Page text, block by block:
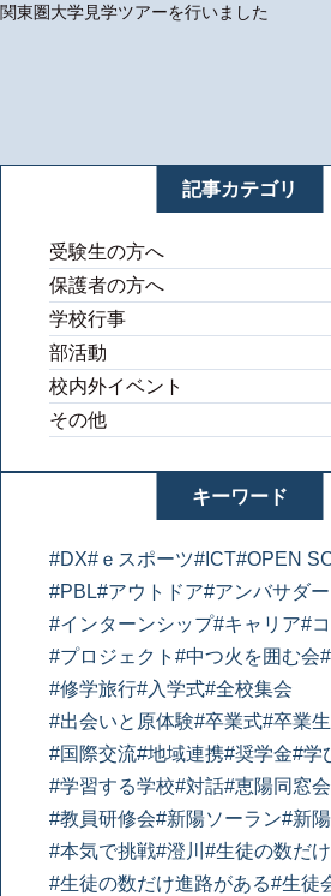
記事カテゴリ
受験生の方へ
保護者の方へ
学校行事
部活動
校内外イベント
その他
キーワード
#DX#ｅスポーツ#ICT#OPEN
#PBL#アウトドア#アンバサダー
#インターンシップ#キャリア#
#プロジェクト #中つ火を囲む会
#修学旅行#入学式#全校集会
#出会いと原体験#卒業式#卒業生
#国際交流#地域連携#奨学金#学
#学習する学校#対話#恵陽同窓会
#教員研修会#新陽ソーラン#新
#本気で挑戦#澄川 #生徒の数だ
#生徒の数だけ進路がある#生徒
関東圏大学見学ツアーを行いました